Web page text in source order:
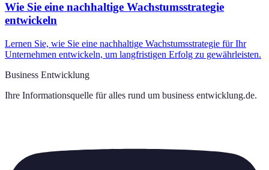
Wie Sie eine nachhaltige Wachstumsstrategie
entwickeln
Lernen Sie, wie Sie eine nachhaltige Wachstumsstrategie für Ihr
Unternehmen entwickeln, um langfristigen Erfolg zu gewährleisten.
Business Entwicklung
Ihre Informationsquelle für alles rund um business entwicklung.de.